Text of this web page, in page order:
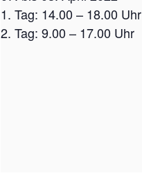
1. Tag: 14.00 – 18.00 Uhr
2. Tag: 9.00 – 17.00 Uhr